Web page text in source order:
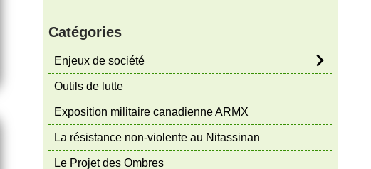
Catégories
Enjeux de société
Outils de lutte
Exposition militaire canadienne ARMX
La résistance non-violente au Nitassinan
Le Projet des Ombres